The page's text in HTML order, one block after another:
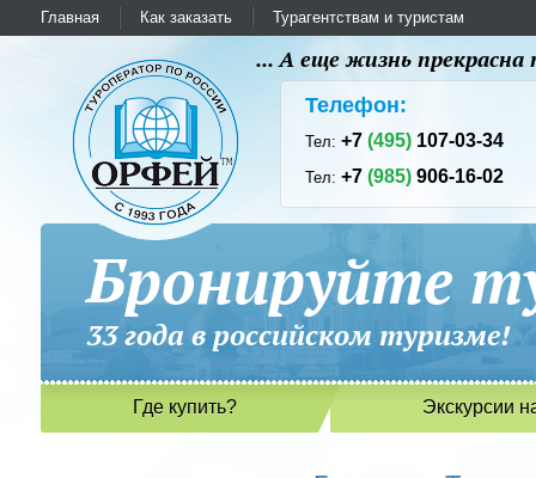
Главная Как заказать Турагентствам и туристам
... А еще жизнь
Телефон:
Тел:+7(495) 107-03-34
Тел:+7(985) 906-16-02
Бронируйте
33 года в российском
Где купить? Экскурсии